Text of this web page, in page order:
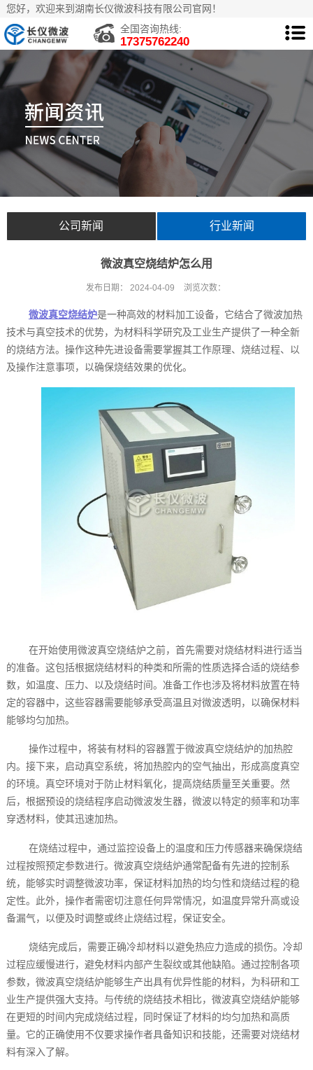
您好，欢迎来到湖南长仪微波科技有限公司官网！
全国咨询热线:
17375762240
公司新闻 行业新闻
微波真空烧结炉怎么用
发布日期： 2024-04-09 浏览次数：
微波真空烧结炉是一种高效的材料加工设备，它结合了微波加热
技术与真空技术的优势，为材料科学研究及工业生产提供了一种全新
的烧结方法。操作这种先进设备需要掌握其工作原理、烧结过程、以
及操作注意事项，以确保烧结效果的优化。
在开始使用微波真空烧结炉之前，首先需要对烧结材料进行适当
的准备。这包括根据烧结材料的种类和所需的性质选择合适的烧结参
数，如温度、压力、以及烧结时间。准备工作也涉及将材料放置在特
定的容器中，这些容器需要能够承受高温且对微波透明，以确保材料
能够均匀加热。
操作过程中，将装有材料的容器置于微波真空烧结炉的加热腔
内。接下来，启动真空系统，将加热腔内的空气抽出，形成高度真空
的环境。真空环境对于防止材料氧化，提高烧结质量至关重要。然
后，根据预设的烧结程序启动微波发生器，微波以特定的频率和功率
穿透材料，使其迅速加热。
在烧结过程中，通过监控设备上的温度和压力传感器来确保烧结
过程按照预定参数进行。微波真空烧结炉通常配备有先进的控制系
统，能够实时调整微波功率，保证材料加热的均匀性和烧结过程的稳
定性。此外，操作者需密切注意任何异常情况，如温度异常升高或设
备漏气，以便及时调整或终止烧结过程，保证安全。
烧结完成后，需要正确冷却材料以避免热应力造成的损伤。冷却
过程应缓慢进行，避免材料内部产生裂纹或其他缺陷。通过控制各项
参数，微波真空烧结炉能够生产出具有优异性能的材料，为科研和工
业生产提供强大支持。与传统的烧结技术相比，微波真空烧结炉能够
在更短的时间内完成烧结过程，同时保证了材料的均匀加热和高质
量。它的正确使用不仅要求操作者具备知识和技能，还需要对烧结材
料有深入了解。